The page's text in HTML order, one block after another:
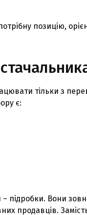
позицію,
тільки з
є:
підробки. Вони
продавців.